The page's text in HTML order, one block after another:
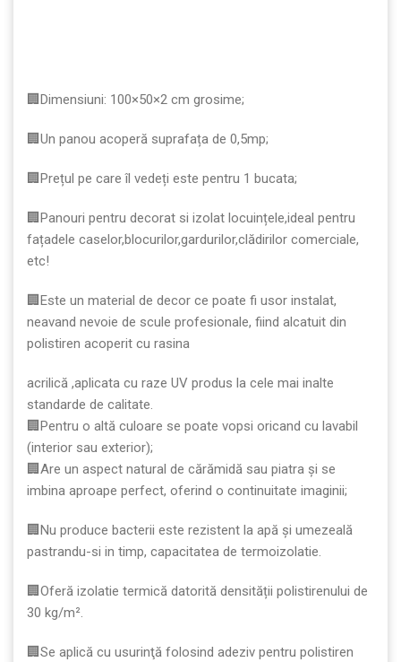
🏢Dimensiuni: 100×50×2 cm grosime;
🏢Un panou acoperă suprafața de 0,5mp;
🏢Prețul pe care îl vedeți este pentru 1 bucata;
🏢Panouri pentru decorat si izolat locuințele,ideal pentru
fațadele caselor,blocurilor,gardurilor,clădirilor comerciale,
etc!
🏢Este un material de decor ce poate fi usor instalat,
neavand nevoie de scule profesionale, fiind alcatuit din
polistiren acoperit cu rasina
acrilică ,aplicata cu raze UV produs la cele mai inalte
standarde de calitate.
🏢Pentru o altă culoare se poate vopsi oricand cu lavabil
(interior sau exterior);
🏢Are un aspect natural de cărămidă sau piatra și se
imbina aproape perfect, oferind o continuitate imaginii;
🏢Nu produce bacterii este rezistent la apă şi umezeală
pastrandu-si in timp, capacitatea de termoizolatie.
🏢Oferă izolatie termică datorită densității polistirenului de
30 kg/m².
🏢Se aplică cu usurinţă folosind adeziv pentru polistiren